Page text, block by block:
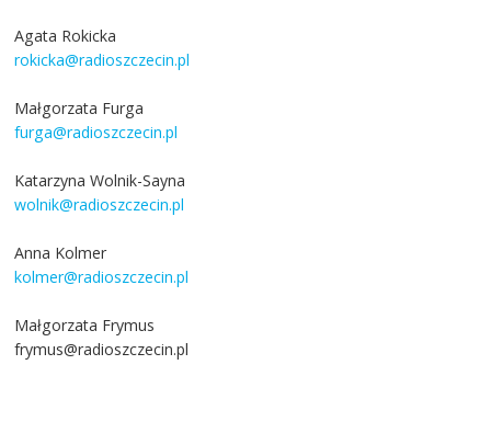
Agata Rokicka
rokicka@radioszczecin.pl
Małgorzata Furga
furga@radioszczecin.pl
Katarzyna Wolnik-Sayna
wolnik@radioszczecin.pl
Anna Kolmer
kolmer@radioszczecin.pl
Małgorzata Frymus
frymus@radioszczecin.pl